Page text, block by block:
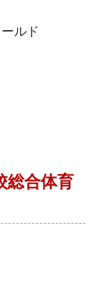
ルド
総合体育